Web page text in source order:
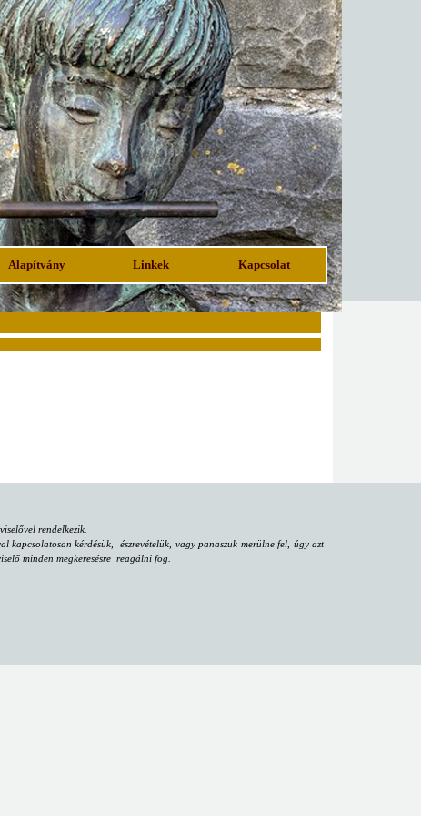
Alapítvány Linkek Kapcsolat
rendelkezik.
kapcsolatosan kérdésük, észrevételük, vagy panaszuk merülne fel, úgy azt
minden megkeresésre reagálni fog.